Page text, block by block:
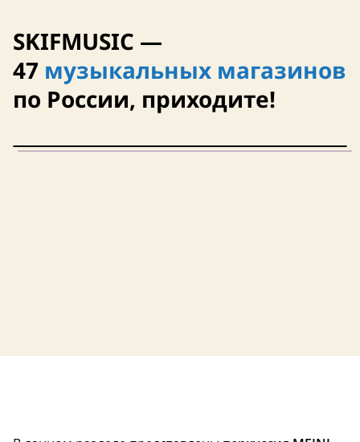
SKIFMUSIC —
47 музыкальных магазинов
по России, приходите!